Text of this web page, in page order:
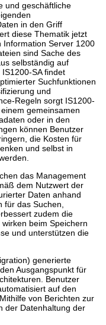
und geschäftliche
in den Griff
diese Thematik jetzt
Information Server 1200
sind Sache des
selbständig auf
SA findet
Suchfunktionen
und
Regeln sorgt IS1200-
gemeinsamen
oder in den
können Benutzer
die Kosten für
und selbst in
das Management
dem Nutzwert der
Daten anhand
für das Suchen,
zudem die
beim Speichern
und unterstützen die
generierte
Ausgangspunkt für
Benutzer
auf den
von Berichten zur
der Datenhaltung der